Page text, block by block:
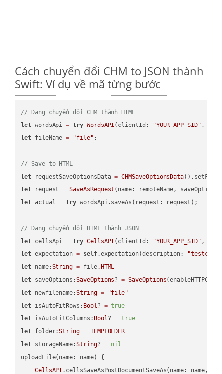
Cách chuyển đổi CHM to JSON thành
Swift: Ví dụ về mã từng bước
// Đang chuyển đổi CHM thành HTML
let wordsApi = try WordsAPI (clientId: "YOUR_APP_SID" ,
let fileName = "file" ;
// Save to HTML
let requestSaveOptionsData = CHMSaveOptionsData
let request = SaveAsRequest (name: remoteName,
let actual = try wordsApi.saveAs(request: request);
// Đang chuyển đổi HTML thành JSON
let cellsApi = try CellsAPI (clientId: "YOUR_APP_SID" ,
let expectation = self.expectation(description:
let name:String = file. HTML
let saveOptions:SaveOptions? = SaveOptions
let newfilename:String =
"file"
let isAutoFitRows: Bool? = true
let isAutoFitColumns: Bool? = true
let folder:String = TEMPFOLDER
let storageName:String? = nil
uploadFile(name: name) {
CellsAPI .cellsSaveAsPostDocumentSaveAs(name: